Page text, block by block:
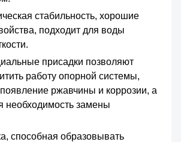
стабильность, хорошие
подходит для воды
присадки позволяют
работу опорной системы,
ржавчины и коррозии, а
необходимость замены
способная образовывать